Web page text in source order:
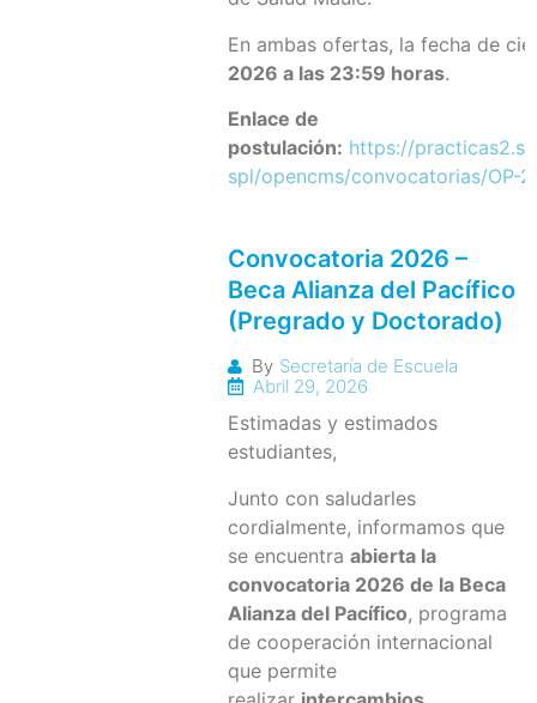
En ambas ofertas, la fecha de
2026 a las 23:59 horas.
Enlace de
postulación: https://
spl/opencms/convocatorias/OP-
Convocatoria 2026 –
Beca Alianza del Pacífico
(Pregrado y Doctorado)
By Secretaría de Escuela
Abril 29, 2026
Estimadas y estimados
estudiantes,
Junto con saludarles
cordialmente, informamos que
se encuentra abierta la
convocatoria 2026 de la Beca
Alianza del Pacífico, programa
de cooperación internacional
que permite